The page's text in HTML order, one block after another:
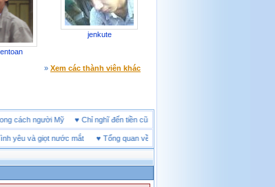
jenkute
» Xem các thành viên khác
Phong cách người Mỹ♥Chỉ nghĩ đến tiền cũng làm người ta ích kỷ
và giọt nước mắt ♥ Tổng quan về giày bảo hộ tại Vĩnh Long